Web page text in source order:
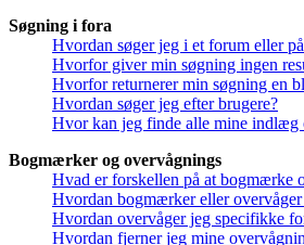
Søgning i fora
Hvordan søger jeg i et forum eller
Hvorfor giver min søgning ingen
Hvorfor returnerer min søgning en
Hvordan søger jeg efter brugere?
Hvor kan jeg finde alle mine indlæg
Bogmærker og overvågnings
Hvad er forskellen på at bogmærke
Hvordan bogmærker eller
Hvordan overvåger jeg specifikke
Hvordan fjerner jeg mine